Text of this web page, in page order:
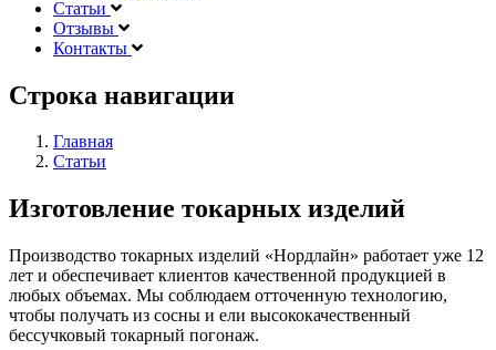
Статьи
Отзывы
Контакты
Строка навигации
Главная
Статьи
Изготовление токарных изделий
Производство токарных изделий «Нордлайн» работает уже 12
лет и обеспечивает клиентов качественной продукцией в
любых объемах. Мы соблюдаем отточенную технологию,
чтобы получать из сосны и ели высококачественный
бессучковый токарный погонаж.